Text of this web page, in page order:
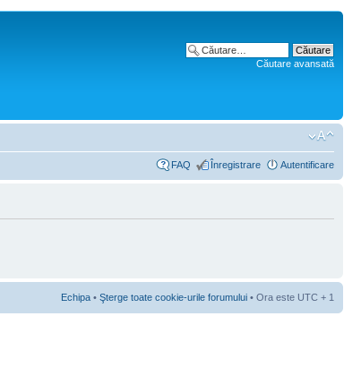
Căutare avansată
FAQ Înregistrare Autentificare
Echipa • Şterge toate cookie-urile forumului • Ora este UTC + 1